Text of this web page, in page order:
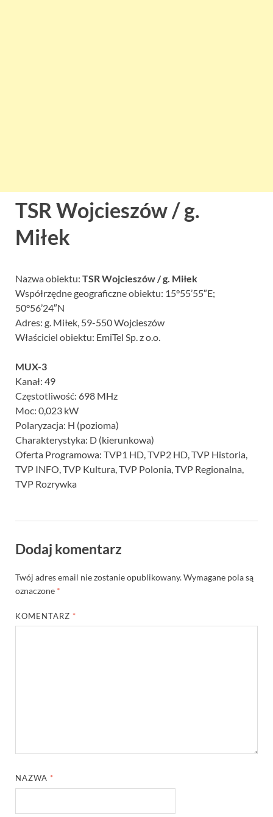
TSR Wojcieszów / g.
Miłek
Nazwa obiektu: TSR Wojcieszów / g. Miłek
Współrzędne geograficzne obiektu: 15°55’55″E;
50°56’24″N
Adres: g. Miłek, 59-550 Wojcieszów
Właściciel obiektu: EmiTel Sp. z o.o.
MUX-3
Kanał: 49
Częstotliwość: 698 MHz
Moc: 0,023 kW
Polaryzacja: H (pozioma)
Charakterystyka: D (kierunkowa)
Oferta Programowa: TVP1 HD, TVP2 HD, TVP Historia,
TVP INFO, TVP Kultura, TVP Polonia, TVP Regionalna,
TVP Rozrywka
Dodaj komentarz
Twój adres email nie zostanie opublikowany.Wymagane pola są
oznaczone *
KOMENTARZ *
NAZWA *